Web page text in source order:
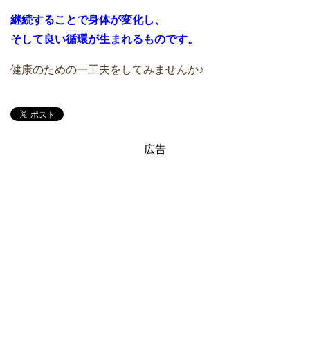
継続することで身体が変化し、
そして良い循環が生まれるものです。
健康のための一工夫をしてみませんか♪
広告